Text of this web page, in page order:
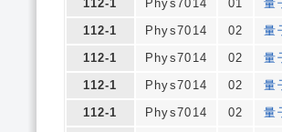
112-1 Phys7014 01 量
112-1
Phys7014 02 量
112-1
Phys7014 02 量
112-1
Phys7014 02 量
112-1
Phys7014 02 量